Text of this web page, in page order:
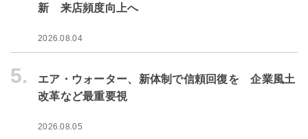
新 来店頻度向上へ
2026.08.04
5.
エア・ウォーター、新体制で信頼回復を 企業風土
改革など最重要視
2026.08.05